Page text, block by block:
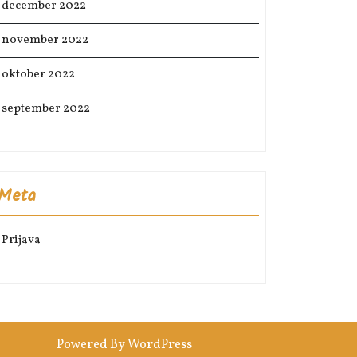
december 2022
november 2022
oktober 2022
september 2022
Prijava
Powered By WordPress